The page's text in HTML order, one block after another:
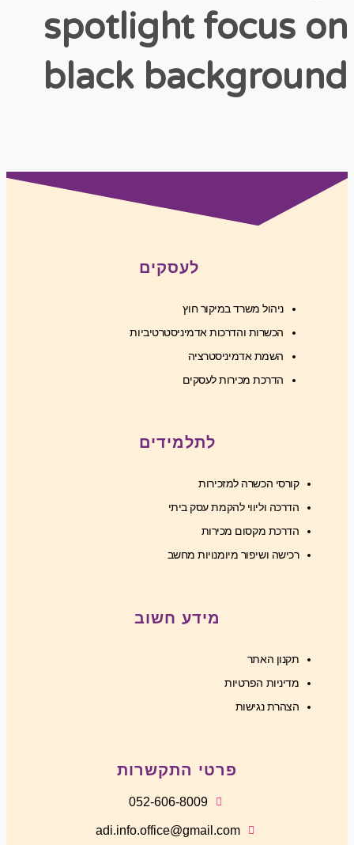
spotlight focus
black
לעסקים
ניהול משרד במיקור חוץ
הכשרות והדרכות אדמיניסטרטיביות
השמת אדמיניסטרציה
הדרכת מכירות לעסקים
לתלמידים
קורסי הכשרה למזכירות
הדרכה וליווי להקמת עסק ביתי
הדרכת מקסום מכירות
רכישה ושיפור מיומנויות מחשב
מידע חשוב
תקנון האתר
מדיניות הפרטיות
הצהרת נגישות
פרטי התקשרות
052-606-8009
adi.info.office@gmail.com